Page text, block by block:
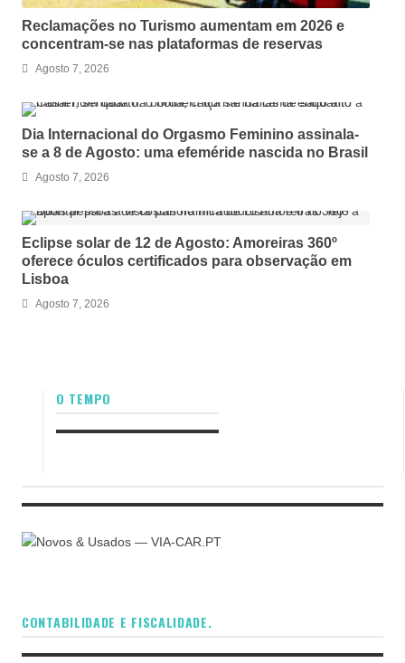
Reclamações no Turismo aumentam em 2026 e
concentram-se nas plataformas de reservas
Agosto 7, 2026
Dia Internacional do Orgasmo Feminino assinala-
se a 8 de Agosto: uma efeméride nascida no Brasil
Agosto 7, 2026
Eclipse solar de 12 de Agosto: Amoreiras 360º
oferece óculos certificados para observação em
Lisboa
Agosto 7, 2026
O TEMPO
CONTABILIDADE E FISCALIDADE.